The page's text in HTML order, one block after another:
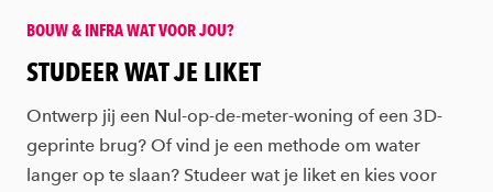
BOUW & INFRA WAT VOOR JOU?
:
STUDEER WAT JE LIKET
Ontwerp jij een Nul-op-de-meter-woning of een 3D-
geprinte brug? Of vind je een methode om water
langer op te slaan? Studeer wat je liket en kies voor